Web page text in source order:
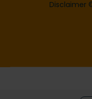
Disclaimer